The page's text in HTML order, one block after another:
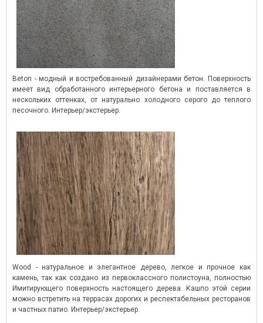
Beton - модный и востребованный дизайнерами бетон. Поверхность
имеет вид обработанного интерьерного бетона и поставляется в
нескольких оттенках, от натурально холодного серого до теплого
песочного. Интерьер/экстерьер.
Wood - натуральное и элегантное дерево, легкое и прочное как
камень, так как создано из первоклассного полистоуна, полностью
Имитирующего поверхность настоящего дерева. Кашпо этой серии
можно встретить на террасах дорогих и респектабельных ресторанов
и частных патио. Интерьер/экстерьер.